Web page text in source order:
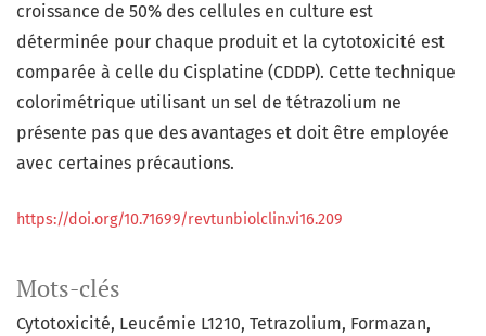
Mots-clés
Cytotoxicité Leucémie L1210 Tetrazolium Formazan
croissance de 50% des cellules en culture est
déterminée pour chaque produit et la cytotoxicité est
comparée à celle du Cisplatine (CDDP). Cette technique
colorimétrique utilisant un sel de tétrazolium ne
présente pas que des avantages et doit être employée
avec certaines précautions.
https://doi.org/10.71699/revtunbiolclin.vi16.209